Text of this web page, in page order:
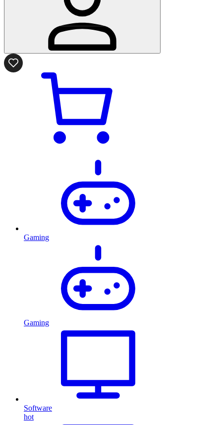
Gaming
Gaming
Software
hot